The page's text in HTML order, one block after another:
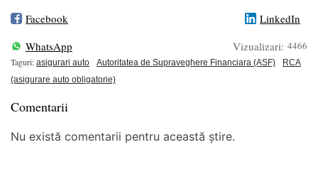
Facebook
LinkedIn
WhatsApp
Vizualizari: 4466
Taguri: asigurari auto Autoritatea de Supraveghere Financiara (ASF)
RCA
(asigurare auto obligatorie)
Comentarii
Nu există comentarii pentru această știre.